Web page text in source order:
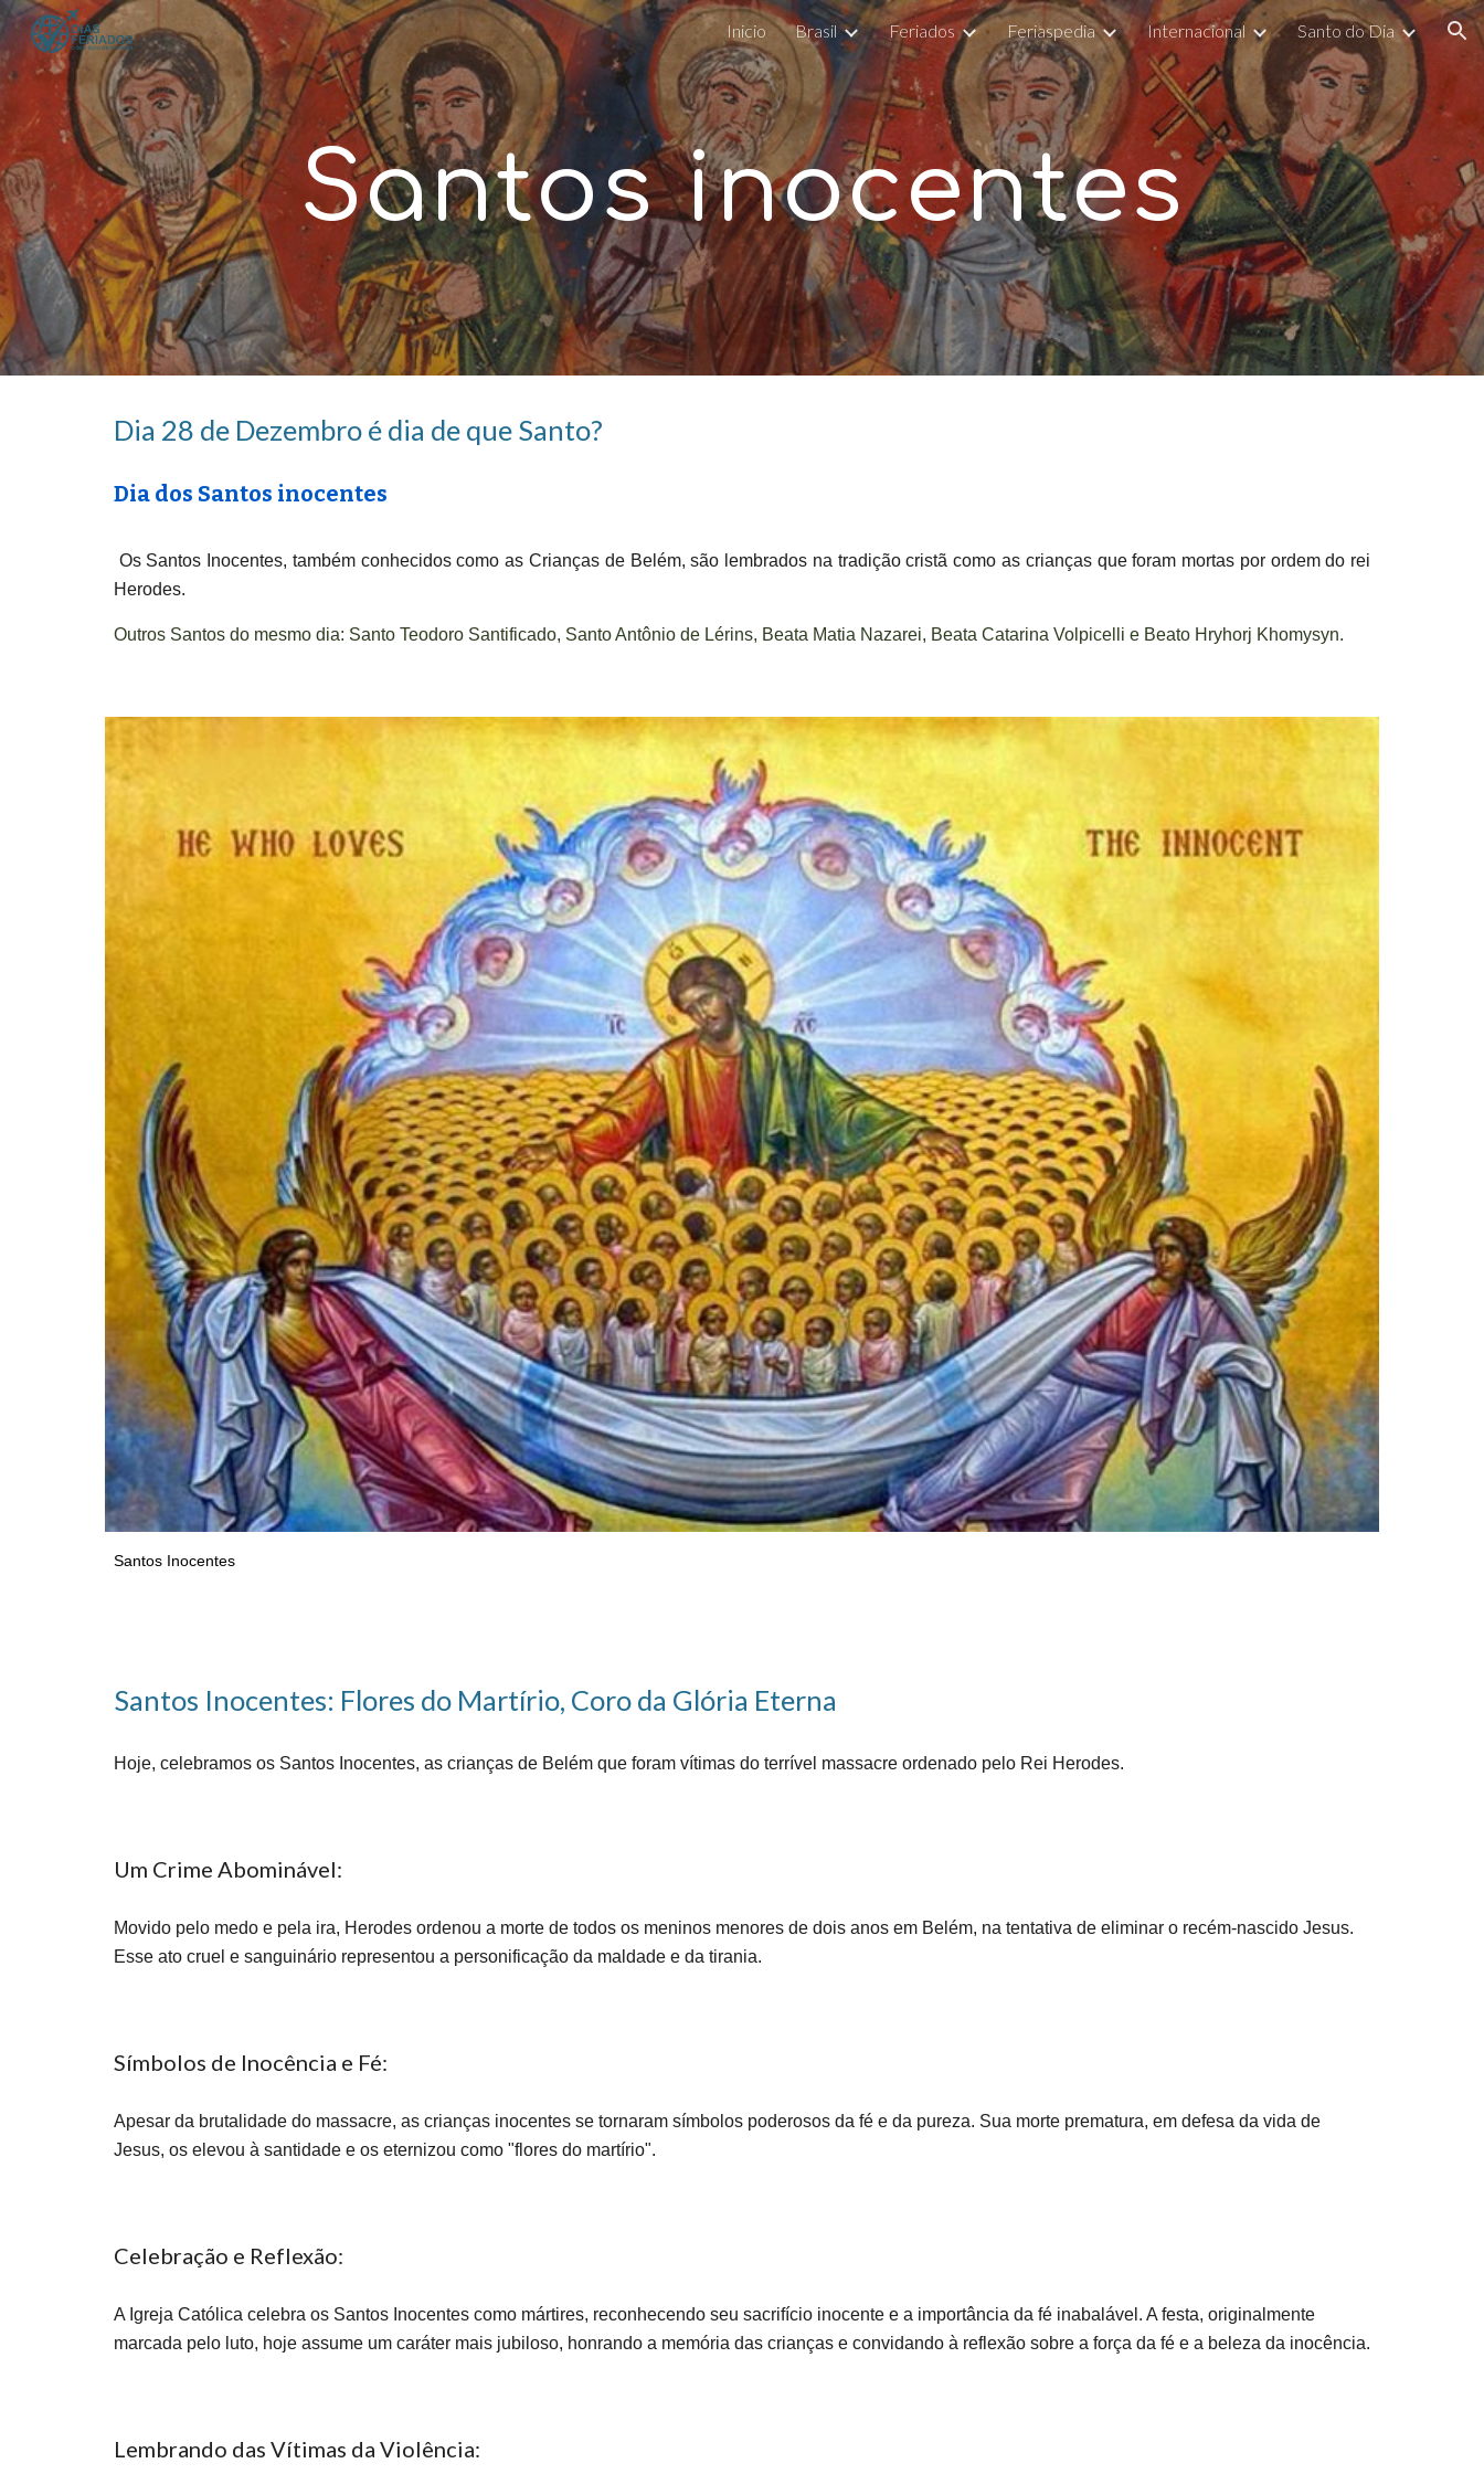
Skip to main content Skip to navigation
Inicio Brasil Feriados Feriaspedia Internacional Santo do Dia
Santos inocentes
Dia 28 de Dezembro é dia de que Santo?
Dia dos Santos inocentes
Os Santos Inocentes, também conhecidos como as Crianças de Belém, são lembrados na tradição cristã como as crianças que foram mortas por ordem do rei
Herodes.
Outros Santos do mesmo dia: Santo Teodoro Santificado, Santo Antônio de Lérins, Beata Matia Nazarei, Beata Catarina Volpicelli e Beato Hryhorj Khomysyn.
Santos Inocentes
Santos Inocentes: Flores do Martírio, Coro da Glória Eterna
Hoje, celebramos os Santos Inocentes, as crianças de Belém que foram vítimas do terrível massacre ordenado pelo Rei Herodes.
Um Crime Abominável:
Movido pelo medo e pela ira, Herodes ordenou a morte de todos os meninos menores de dois anos em Belém, na tentativa de eliminar o recém-nascido Jesus.
Esse ato cruel e sanguinário representou a personificação da maldade e da tirania.
Símbolos de Inocência e Fé:
Apesar da brutalidade do massacre, as crianças inocentes se tornaram símbolos poderosos da fé e da pureza. Sua morte prematura, em defesa da vida de
Jesus, os elevou à santidade e os eternizou como "flores do martírio".
Celebração e Reflexão:
A Igreja Católica celebra os Santos Inocentes como mártires, reconhecendo seu sacrifício inocente e a importância da fé inabalável. A festa, originalmente
marcada pelo luto, hoje assume um caráter mais jubiloso, honrando a memória das crianças e convidando à reflexão sobre a força da fé e a beleza da inocência.
Lembrando das Vítimas da Violência: